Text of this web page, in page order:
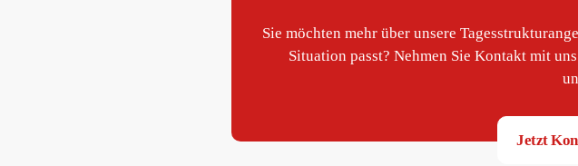
Sie möchten mehr über unsere
Situation passt? Nehmen Sie Kontakt mit
Jetzt